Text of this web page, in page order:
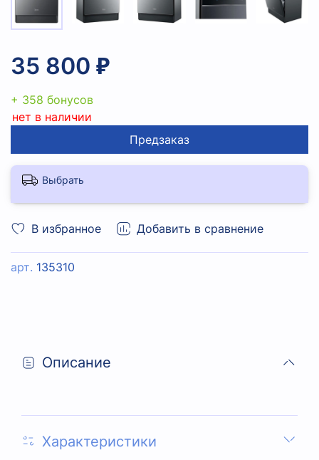
В избранное Добавить в сравнение
арт. 135310
35 800 ₽
+ 358 бонусов
нет в наличии
Предзаказ
Выбрать
Описание
Характеристики